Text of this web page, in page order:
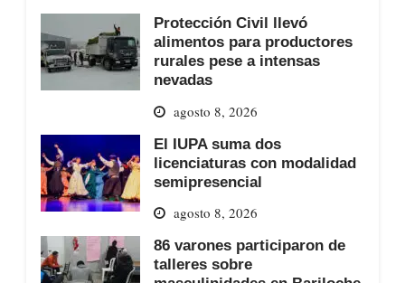
Protección Civil llevó
alimentos para productores
rurales pese a intensas
nevadas
agosto 8, 2026
El IUPA suma dos
licenciaturas con modalidad
semipresencial
agosto 8, 2026
86 varones participaron de
talleres sobre